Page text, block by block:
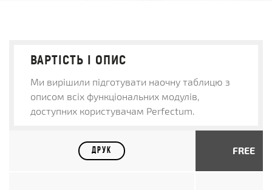
ВАРТІСТЬ І ОПИС
Ми вирішили підготувати наочну таблицю з
описом всіх функціональних модулів,
доступних користувачам Perfectum.
ДРУК FREE